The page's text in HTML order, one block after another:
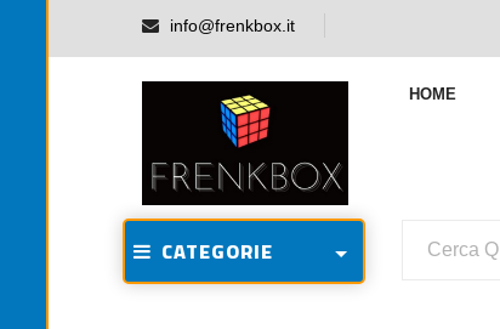
info@frenkbox.it
HOME
CATEGORIE